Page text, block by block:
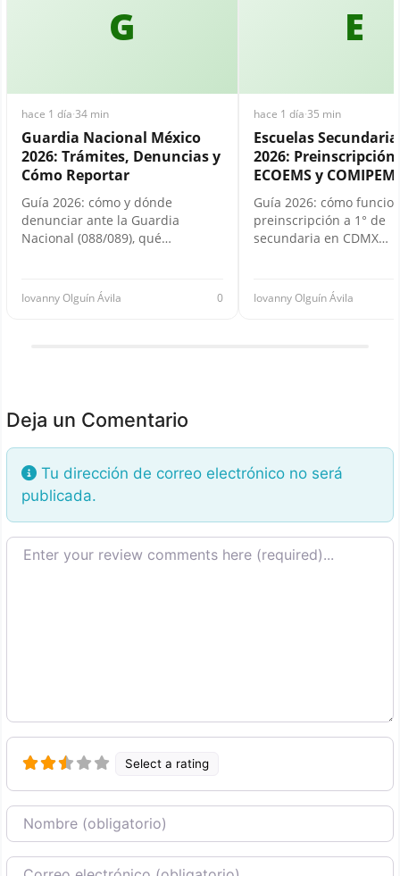
G
hace 1 día·34 min
Guardia Nacional México
2026: Trámites, Denuncias y
Cómo Reportar
Guía 2026: cómo y dónde
denunciar ante la Guardia
Nacional (088/089), qué…
Iovanny Olguín Ávila 0
E
hace 1 día·35 min
Escuelas
2026: Preinscripción,
ECOEMS y
Guía 2026: cómo
preinscripción a 1° de
secundaria en CDMX…
Iovanny Olguín Ávila
Deja un Comentario
Tu dirección de correo electrónico no será
publicada.
Texto de la reseña
Select a rating
Nombre
Correo Electronico